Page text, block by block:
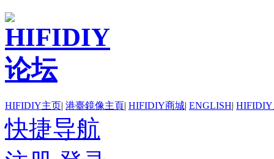
HIFIDIY主页| 港臺鏡像主頁| HIFIDIY商城| ENGLISH|
快捷导航